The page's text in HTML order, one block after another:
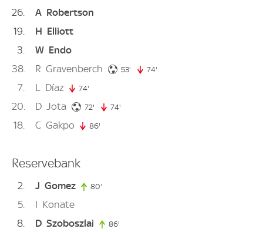
26
A Robertson
19
H Elliott
3
W Endo
38
R Gravenberch 53' 53. minute
74'
7 L Díaz 74'
20 D Jota 72' 72. minute
74'
18 C Gakpo 86'
Reservebank
2 J Gomez 80'
5 I Konate
8
D Szoboszlai 86'